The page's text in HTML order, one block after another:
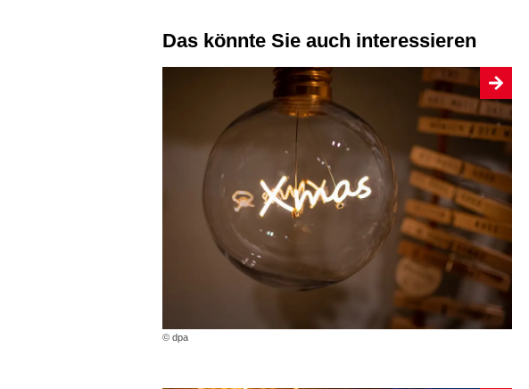
Das könnte Sie auch interessieren
© dpa